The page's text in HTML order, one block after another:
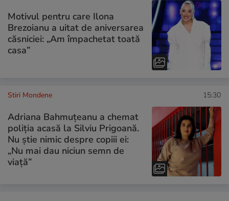
Motivul pentru care Ilona
Brezoianu a uitat de aniversarea
căsniciei: „Am împachetat toată
casa”
Stiri Mondene 15:30
Adriana Bahmuțeanu a chemat
poliția acasă la Silviu Prigoană.
Nu știe nimic despre copiii ei:
„Nu mai dau niciun semn de
viață”